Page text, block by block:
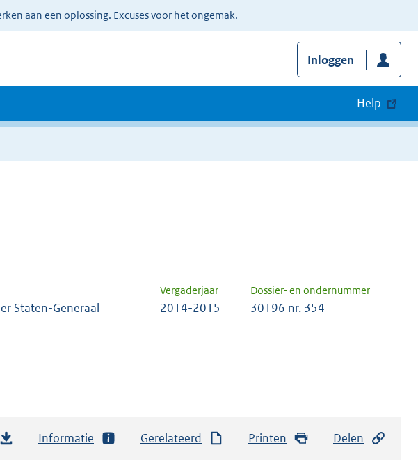
aan een oplossing. Excuses voor het ongemak.
Inloggen
Help
Vergaderjaar Dossier- en ondernummer
Staten-Generaal 2014-2015 30196 nr. 354
Informatie Gerelateerd Printen Delen